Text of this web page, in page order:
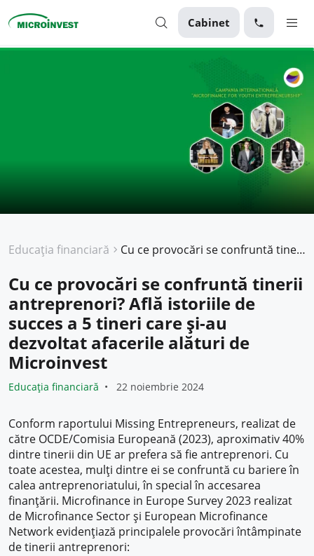
Cabinet
Educația financiară Cu ce provocări se confruntă tinerii antreprenori? Află istoriile de succes a 5 tineri care și-au dezvoltat afacerile alături de Microinvest
Cu ce provocări se confruntă tinerii
antreprenori? Află istoriile de
succes a 5 tineri care și-au
dezvoltat afacerile alături de
Microinvest
Educația financiară 22 noiembrie 2024
Conform raportului Missing Entrepreneurs, realizat de
către OCDE/Comisia Europeană (2023), aproximativ 40%
dintre tinerii din UE ar prefera să fie antreprenori. Cu
toate acestea, mulți dintre ei se confruntă cu bariere în
calea antreprenoriatului, în special în accesarea
finanțării. Microfinance in Europe Survey 2023 realizat
de Microfinance Sector și European Microfinance
Network evidențiază principalele provocări întâmpinate
de tinerii antreprenori: